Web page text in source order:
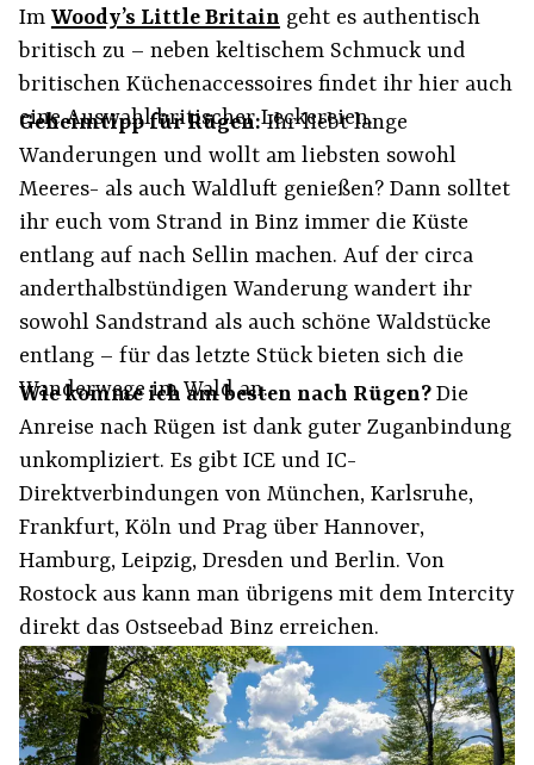
Im Woody’s Little Britain geht es authentisch
britisch zu – neben keltischem Schmuck und
britischen Küchenaccessoires findet ihr hier auch
eine Auswahl britischer Leckereien.
Geheimtipp für Rügen:Ihr liebt lange
Wanderungen und wollt am liebsten sowohl
Meeres- als auch Waldluft genießen? Dann solltet
ihr euch vom Strand in Binz immer die Küste
entlang auf nach Sellin machen. Auf der circa
anderthalbstündigen Wanderung wandert ihr
sowohl Sandstrand als auch schöne Waldstücke
entlang – für das letzte Stück bieten sich die
Wanderwege im Wald an.
Wie komme ich am besten nach Rügen?Die
Anreise nach Rügen ist dank guter Zuganbindung
unkompliziert. Es gibt ICE und IC-
Direktverbindungen von München, Karlsruhe,
Frankfurt, Köln und Prag über Hannover,
Hamburg, Leipzig, Dresden und Berlin. Von
Rostock aus kann man übrigens mit dem Intercity
direkt das Ostseebad Binz erreichen.